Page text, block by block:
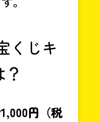
くじキ
1,000円（税